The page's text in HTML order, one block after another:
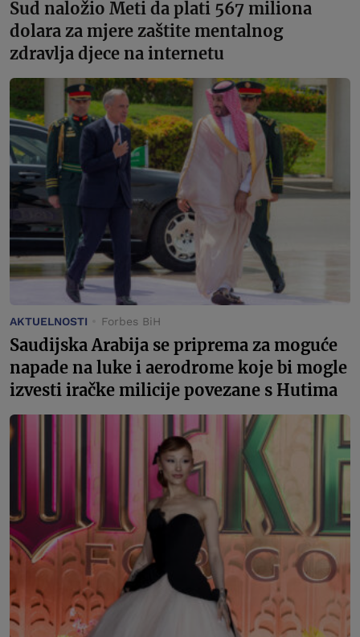
Sud naložio Meti da plati 567 miliona
dolara za mjere zaštite mentalnog
zdravlja djece na internetu
AKTUELNOSTI Forbes BiH
Saudijska Arabija se priprema za moguće
napade na luke i aerodrome koje bi mogle
izvesti iračke milicije povezane s Hutima